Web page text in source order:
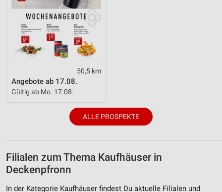
50,5 km
Angebote ab 17.08.
Gültig ab Mo. 17.08.
ALLE PROSPEKTE
Filialen zum Thema Kaufhäuser in
Deckenpfronn
In der Kategorie Kaufhäuser findest Du aktuelle Filialen und